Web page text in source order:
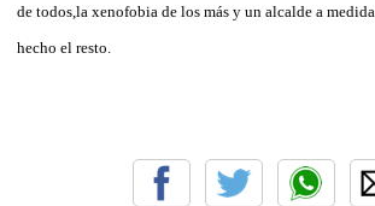
de todos,la xenofobia de los más y un alcalde a
hecho el resto.